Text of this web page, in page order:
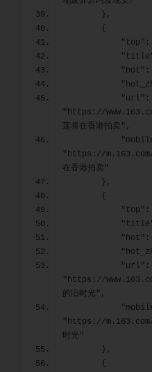
        },
        {
"https://
莲将在香港拍卖",
"https://m.163.com/
在香港拍卖"
        },
        {
"https://
的旧时光",
"https://m.163.com/
时光"
        },
        {